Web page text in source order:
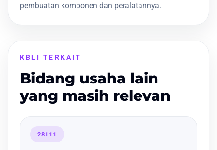
pembuatan komponen dan peralatannya.
KBLI TERKAIT
Bidang usaha lain
yang masih relevan
28111